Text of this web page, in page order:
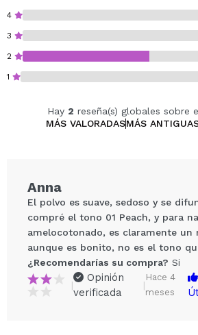
una deliciosa expresión de
perfecta para conquistar corazones.
Cruelty free.
4
3
2
1
Hay 2 reseña(s) globales sobre
MÁS VALORADASMÁS
Anna
El polvo es suave, sedoso y se
compré el tono 01 Peach, y para
amelocotonado, es claramente un
aunque es bonito, no es el tono
¿Recomendarías su compra? Si
|
Opinión
verificada
|
Hace 4
meses